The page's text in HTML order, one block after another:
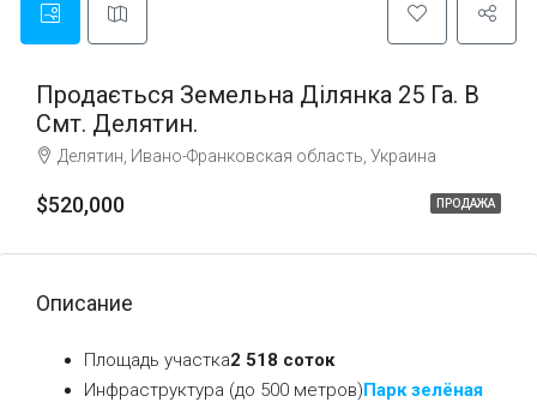
ПРОДАЖА
Продається Земельна Ділянка 25 Га. В
Смт. Делятин.
Делятин, Ивано-Франковская область, Украина
$520,000
Описание
Площадь участка2 518 соток
Инфраструктура (до 500 метров)Парк зелёная